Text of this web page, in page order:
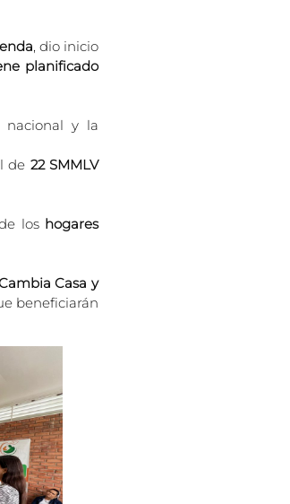
, dio inicio
planificado
nacional y la
de 22 SMMLV
los hogares
Casa y
beneficiarán